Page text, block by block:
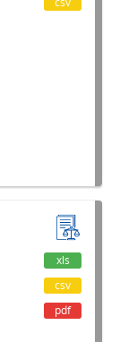
xls
csv
pdf